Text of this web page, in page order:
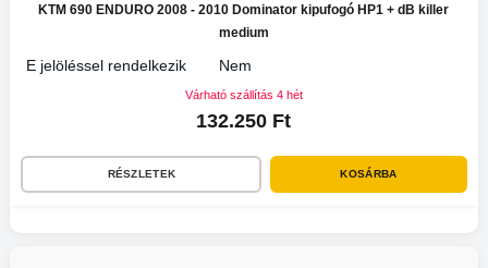
KTM 690 ENDURO 2008 - 2010 Dominator kipufogó HP1 + dB killer
medium
E jelöléssel rendelkezik Nem
Várható szállítás 4 hét
132.250 Ft
RÉSZLETEK KOSÁRBA